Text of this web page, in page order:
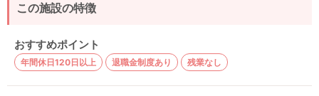
この施設の特徴
おすすめポイント
年間休日120日以上 退職金制度あり 残業なし